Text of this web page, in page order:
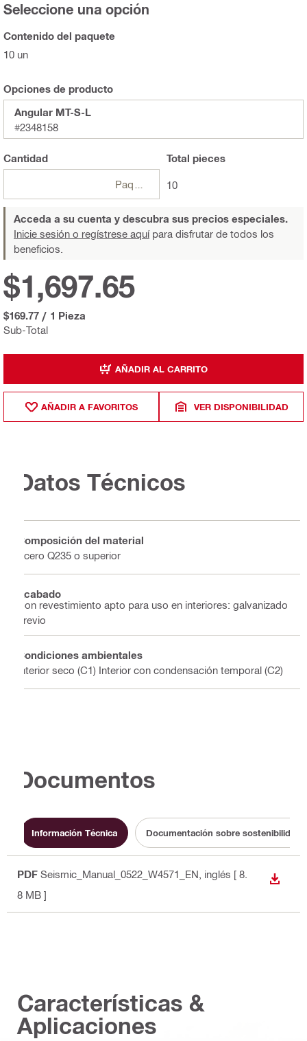
Seleccione una opción
Contenido del paquete
10 un
Opciones de producto
Angular MT-S-L
#2348158
Cantidad Total pieces
10
Acceda a su cuenta y descubra sus precios especiales.
Inicie sesión o regístrese aquípara disfrutar de todos los
beneficios.
Sub-Total
$1,697.65
$169.77 / 1 Pieza
AÑADIR AL CARRITO
AÑADIR A FAVORITOS VER DISPONIBILIDAD
Datos Técnicos
Composición del material
Acero Q235 o superior
Acabado
Con revestimiento apto para uso en interiores: galvanizado
previo
Condiciones ambientales
Interior seco (C1) Interior con condensación temporal (C2)
Documentos
Información Técnica Documentación sobre sostenibilidad
PDF Seismic_Manual_0522_W4571_EN , inglés [ 8.
8 MB ]
Características &
Aplicaciones